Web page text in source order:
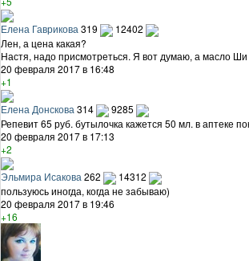
Елена Гаврикова 319
12402
Лен, а цена какая?
Настя, надо присмотреться. Я вот думаю, а масло
20 февраля 2017 в 16:48
+1
Елена Донскова 314
9285
Репевит 65 руб. бутылочка кажется 50 мл. в аптеке
20 февраля 2017 в 17:13
+2
Эльмира Исакова 262
14312
пользуюсь иногда, когда не забываю)
20 февраля 2017 в 19:46
+16